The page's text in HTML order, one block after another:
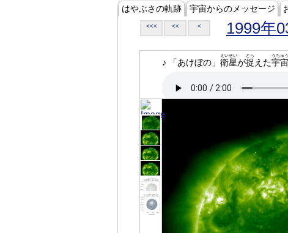
はやぶさの軌跡 宇宙からのメッセージ
<<< << < 1999年
♪ 「あけぼの」 衛星
えいせい
が捉
とら
えた宇宙
うちゅう